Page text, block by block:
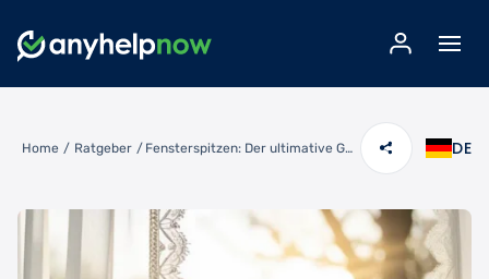
Home / Ratgeber / Fensterspitzen: Der ultimative Guide für zeitlose Fensterdeko DE